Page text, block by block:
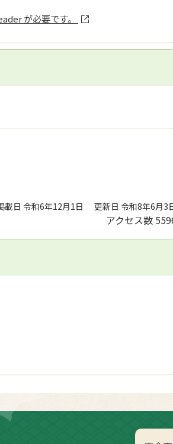
が必要です。
載日 令和6年12月1日 更新日 令和8年6月3
アクセス数